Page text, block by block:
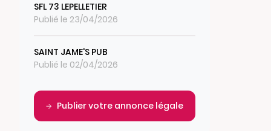
SFL 73 LEPELLETIER
Publié le 23/04/2026
SAINT JAME'S PUB
Publié le 02/04/2026
Publier votre annonce légale